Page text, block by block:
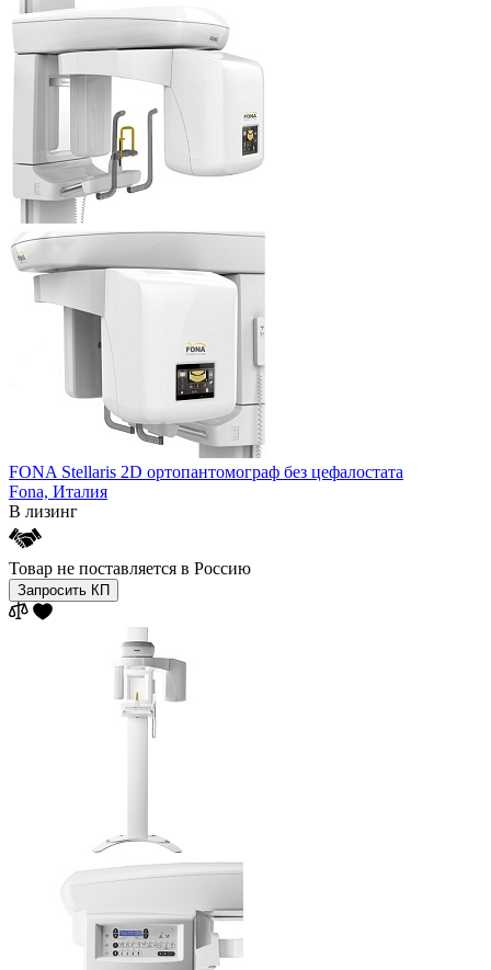
FONA Stellaris 2D ортопантомограф без цефалостата
Fona, Италия
В лизинг
Товар не поставляется в Россию
Запросить КП